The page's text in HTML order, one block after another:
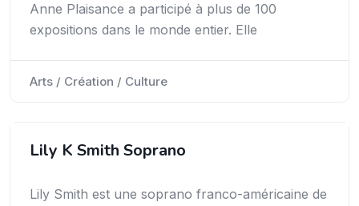
Anne Plaisance a participé à plus de 100
expositions dans le monde entier. Elle
Arts / Création / Culture
Lily K Smith Soprano
Lily Smith est une soprano franco-américaine de